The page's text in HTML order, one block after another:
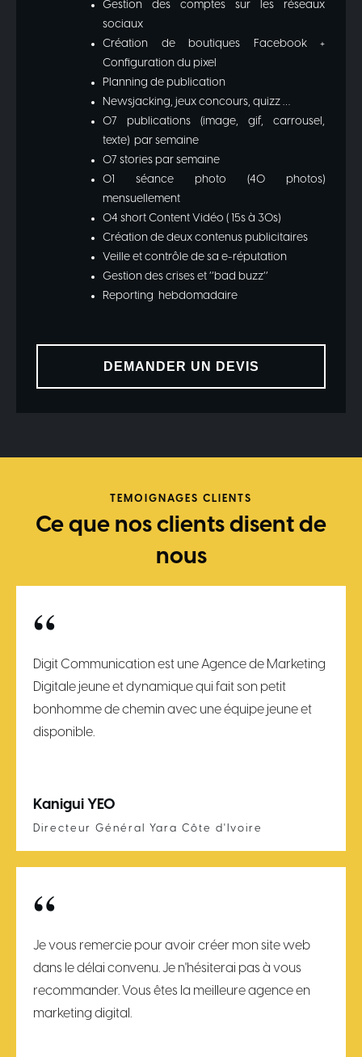
Gestion des comptes sur les réseaux
sociaux
Création de boutiques Facebook +
Configuration du pixel
Planning de publication
Newsjacking, jeux concours, quizz …
07 publications (image, gif, carrousel,
texte) par semaine
07 stories par semaine
01 séance photo (40 photos)
mensuellement
04 short Content Vidéo ( 15s à 30s)
Création de deux contenus publicitaires
Veille et contrôle de sa e-réputation
Gestion des crises et ‘’bad buzz’’
Reporting hebdomadaire
DEMANDER UN DEVIS
TEMOIGNAGES CLIENTS
Ce que nos clients disent de
nous
“
Digit Communication est une Agence de Marketing
Digitale jeune et dynamique qui fait son petit
bonhomme de chemin avec une équipe jeune et
disponible.
Kanigui YEO
Directeur Général Yara Côte d'Ivoire
“
Je vous remercie pour avoir créer mon site web
dans le délai convenu. Je n'hésiterai pas à vous
recommander. Vous êtes la meilleure agence en
marketing digital.